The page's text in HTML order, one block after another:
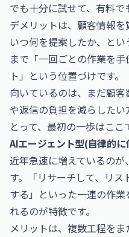
でも十分に試せて、有料で
デメリットは、顧客情報
いつ何を提案したか、と
まで「一回ごとの作業を
ト」という位置づけです。
向いているのは、まだ顧
や返信の負担を減らした
とって、最初の一歩はここ
AIエージェント型(自律的
近年急速に増えているの
す。「リサーチして、リ
する」といった一連の作
れるのが特徴です。
メリットは、複数工程をま